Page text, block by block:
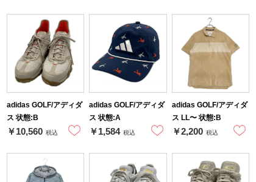
adidas GOLF/アディダ
ス 状態:B
￥10,560 税込
adidas GOLF/アディダ
ス 状態:A
￥1,584 税込
adidas GOLF/アディダ
ス LL〜 状態:B
￥2,200 税込